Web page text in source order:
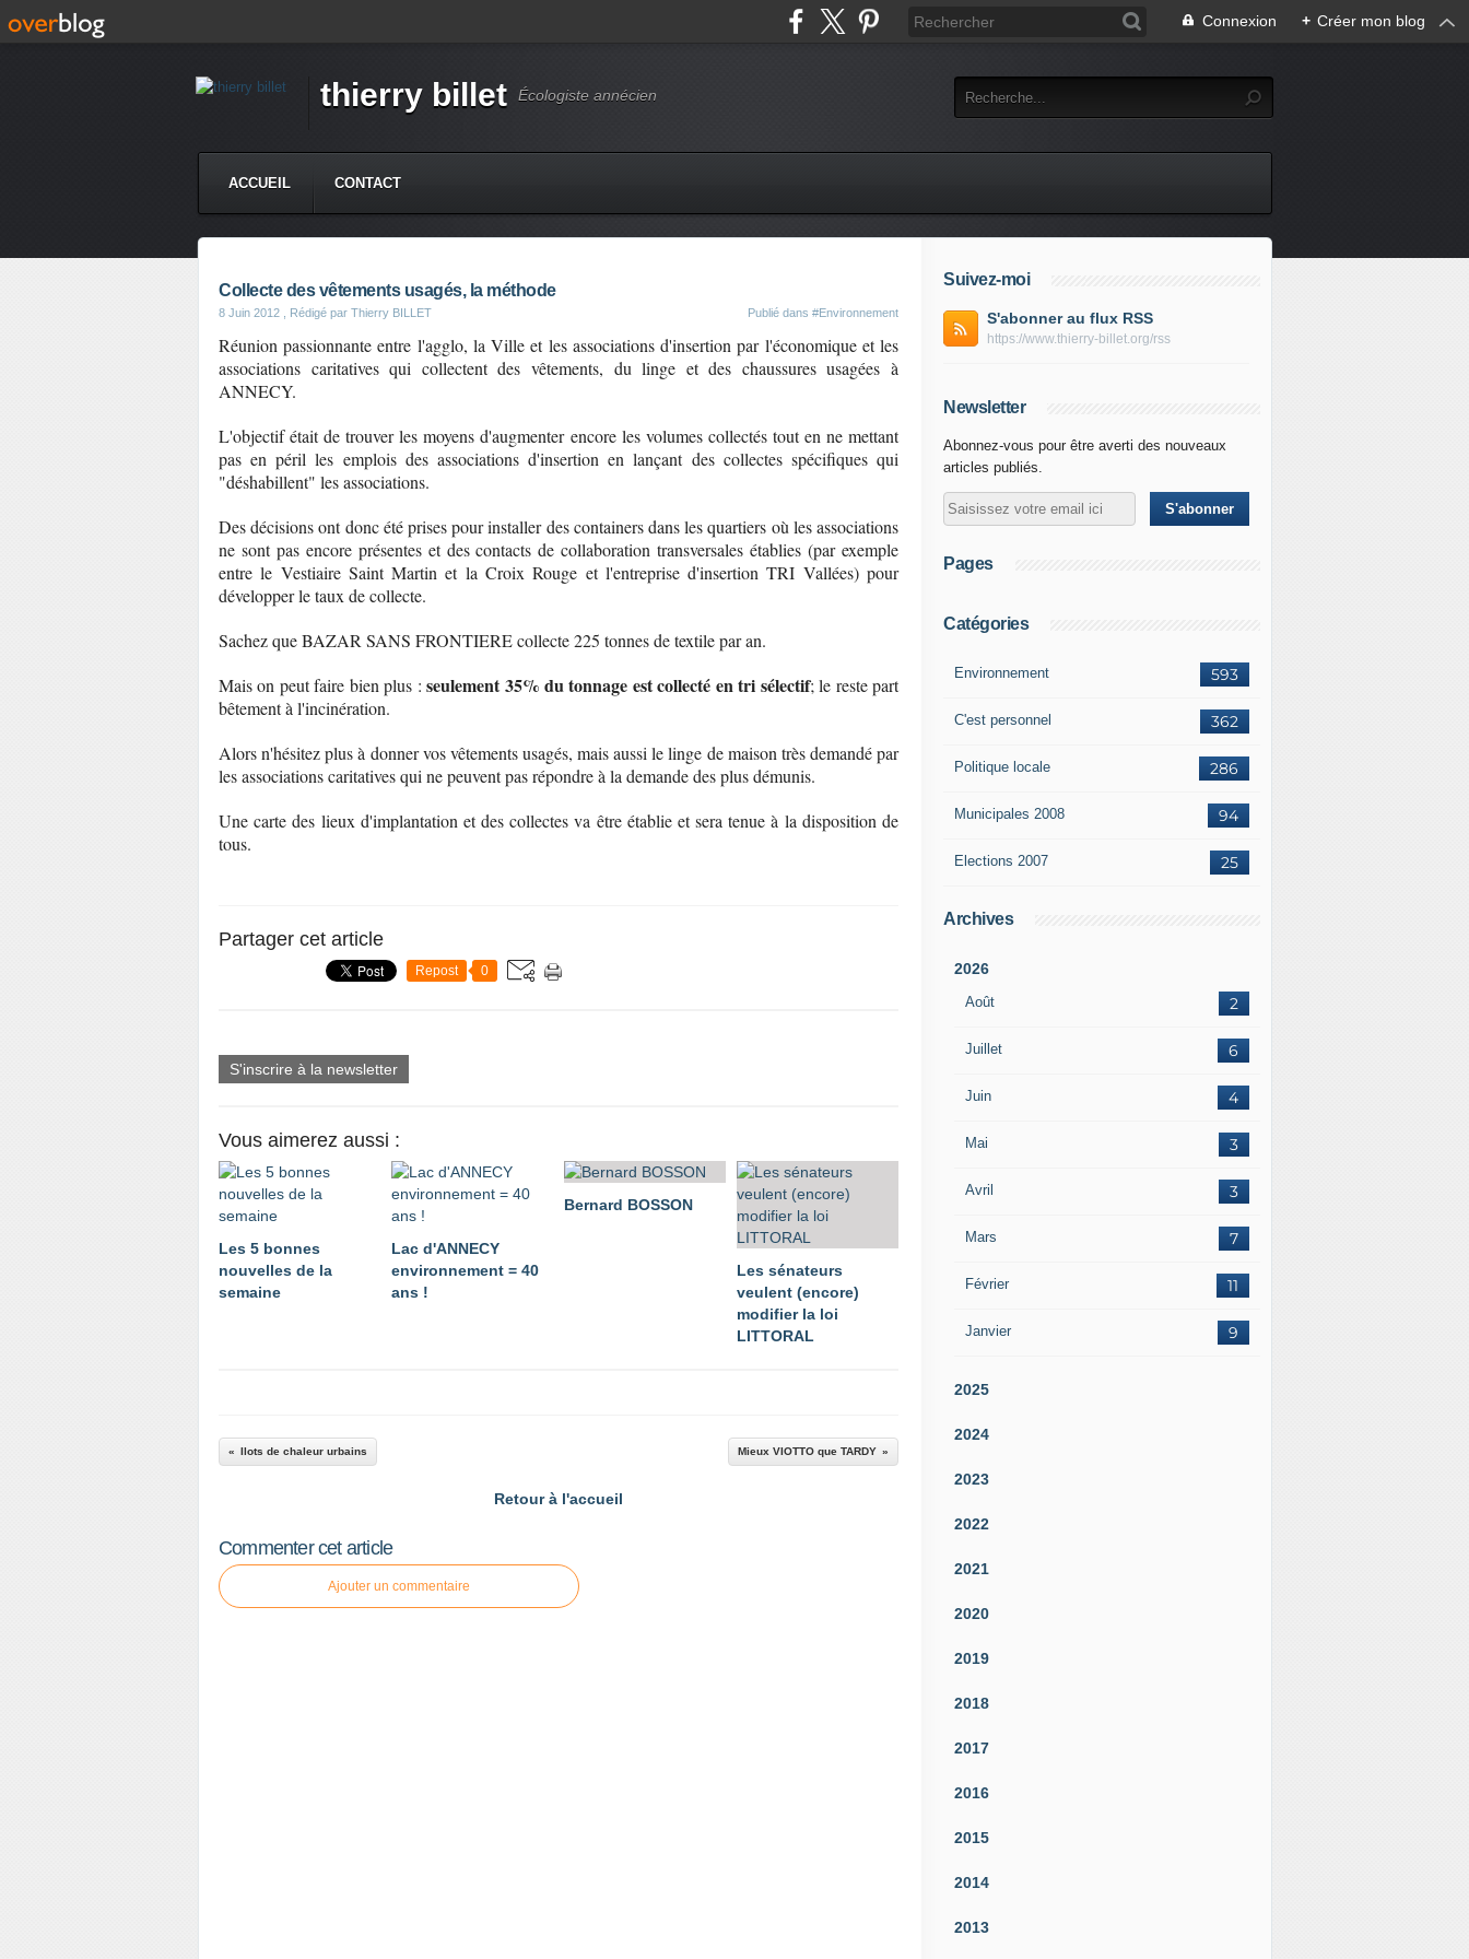
Connexion + Créer mon blog
thierry billet Écologiste annécien
ACCUEIL CONTACT
Collecte des vêtements usagés, la méthode
8 Juin 2012 , Rédigé par Thierry BILLET Publié dans #Environnement
Réunion passionnante entre l'agglo, la Ville et les associations d'insertion par l'économique et les
associations caritatives qui collectent des vêtements, du linge et des chaussures usagées à
ANNECY.
L'objectif était de trouver les moyens d'augmenter encore les volumes collectés tout en ne mettant
pas en péril les emplois des associations d'insertion en lançant des collectes spécifiques qui
"déshabillent" les associations.
Des décisions ont donc été prises pour installer des containers dans les quartiers où les associations
ne sont pas encore présentes et des contacts de collaboration transversales établies (par exemple
entre le Vestiaire Saint Martin et la Croix Rouge et l'entreprise d'insertion TRI Vallées) pour
développer le taux de collecte.
Sachez que BAZAR SANS FRONTIERE collecte 225 tonnes de textile par an.
Mais on peut faire bien plus :seulement 35% du tonnage est collecté en tri sélectif; le reste part
bêtement à l'incinération.
Alors n'hésitez plus à donner vos vêtements usagés, mais aussi le linge de maison très demandé par
les associations caritatives qui ne peuvent pas répondre à la demande des plus démunis.
Une carte des lieux d'implantation et des collectes va être établie et sera tenue à la disposition de
tous.
Partager cet article
Repost 0
S'inscrire à la newsletter
Vous aimerez aussi :
Les 5 bonnes
nouvelles de la
semaine
Lac d'ANNECY
environnement = 40
ans !
Bernard BOSSON
Les sénateurs
veulent (encore)
modifier la loi
LITTORAL
Ilots de chaleur urbains Mieux VIOTTO que TARDY
Retour à l'accueil
Commenter cet article
Ajouter un commentaire
Suivez-moi
S'abonner au flux RSS
https://www.thierry-billet.org/rss
Newsletter
Abonnez-vous pour être averti des nouveaux
articles publiés.
Pages
Catégories
593
Environnement
362
C'est personnel
286
Politique locale
94
Municipales 2008
25
Elections 2007
Archives
2026
Août 2
Juillet 6
Juin 4
Mai 3
Avril 3
Mars 7
Février 11
Janvier 9
2025
2024
2023
2022
2021
2020
2019
2018
2017
2016
2015
2014
2013